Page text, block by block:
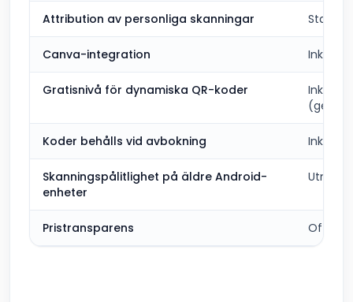
Attribution av personliga skanningar
Canva-integration
Gratisnivå för dynamiska QR-koder
Koder behålls vid avbokning
Skanningspålitlighet på äldre Android-
enheter
Utmärkt
Pristransparens